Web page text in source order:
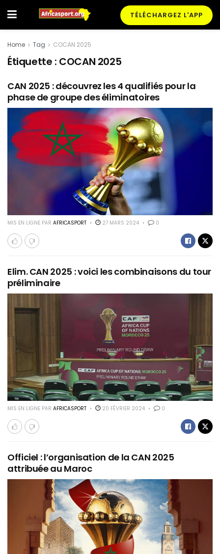
TÉLÉCHARGEZ L'APP
Home Tag COCAN 2025
Étiquette : COCAN 2025
CAN 2025 : découvrez les 4 qualifiés pour la
phase de groupe des éliminatoires
MIS EN LIGNE PAR AFRICASPORT 27 MARS 2024 0
Elim. CAN 2025 : voici les combinaisons du tour
préliminaire
MIS EN LIGNE PAR AFRICASPORT 20 FÉVRIER 2024 0
Officiel : l’organisation de la CAN 2025
attribuée au Maroc